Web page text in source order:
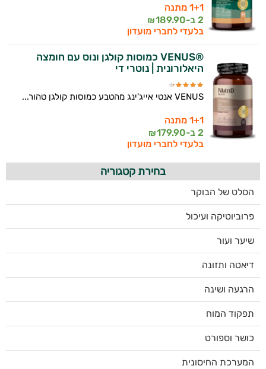
1+1 מתנה
2 ב-
189.90
₪
בלעדי לחברי מועדון
®VENUS כמוסות קולגן ונוס עם חומצה
היאלורונית | נוטרי די
VENUS אנטי אייג'ינג מהטבע כמוסות קולגן טהור...
1+1 מתנה
2 ב-
179.90
₪
בלעדי לחברי מועדון
בחירת קטגוריה
הסלט של הבוקר
פרוביוטיקה ועיכול
שיער ועור
דיאטה ותזונה
הרגעה ושינה
תפקוד המוח
כושר וספורט
המערכת החיסונית